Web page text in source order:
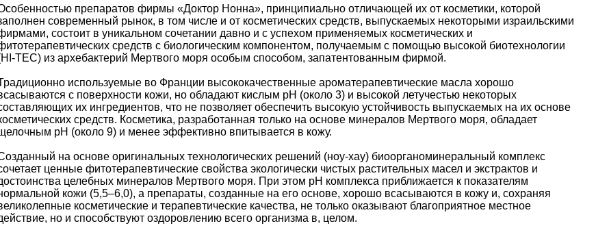
препаратов фирмы «Доктор Нонна», принципиально отличающей их от косметики, которой
современный рынок, в том числе и от косметических средств, выпускаемых некоторыми израильскими
состоит в уникальном сочетании давно и с успехом применяемых косметических и
средств с биологическим компонентом, получаемым с помощью высокой биотехнологии
TEC) из архебактерий Мертвого моря особым способом, запатентованным фирмой.
используемые во Франции высококачественные ароматерапевтические масла хорошо
с поверхности кожи, но обладают кислым рН (около 3) и высокой летучестью некоторых
их ингредиентов, что не позволяет обеспечить высокую устойчивость выпускаемых на их основе
средств. Косметика, разработанная только на основе минералов Мертвого моря, обладает
рН (около 9) и менее эффективно впитывается в кожу.
на основе оригинальных технологических решений (ноу-хау) биоорганоминеральный комплекс
ценные фитотерапевтические свойства экологически чистых растительных масел и экстрактов и
целебных минералов Мертвого моря. При этом рН комплекса приближается к показателям
кожи (5,5–6,0), а препараты, созданные на его основе, хорошо всасываются в кожу и, сохраняя
косметические и терапевтические качества, не только оказывают благоприятное местное
но и способствуют оздоровлению всего организма в, целом.